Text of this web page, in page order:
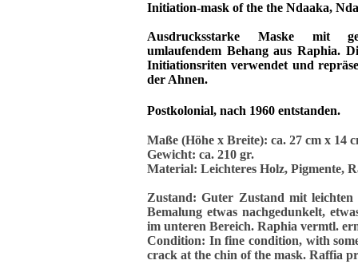
Initiation-mask of the the Ndaaka,
Ausdrucksstarke Maske mit
umlaufendem Behang aus Raphia.
Initiationsriten verwendet und
der Ahnen.
Postkolonial, nach 1960 entstanden.
Maße (Höhe x Breite): ca. 27 cm x 14
Gewicht: ca. 210 gr.
Material: Leichteres Holz, Pigmente,
Zustand: Guter Zustand mit leichten
Bemalung etwas nachgedunkelt,
im unteren Bereich. Raphia vermtl.
Condition: In fine condition, with
crack at the chin of the mask. Raffia